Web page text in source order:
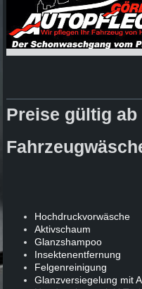
Preise gültig ab
Hochdruckvorwäsche
Aktivschaum
Glanzshampoo
Insektenentfernung
Felgenreinigung
Glanzversiegelung mit